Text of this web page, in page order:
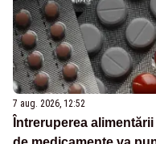
7 aug. 2026, 12:52
Întreruperea